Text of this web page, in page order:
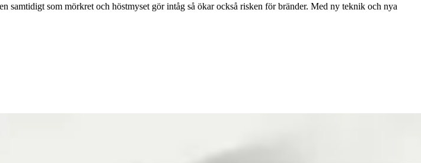
samtidigt som mörkret och höstmyset gör intåg så ökar också risken för bränder. Med ny teknik och nya